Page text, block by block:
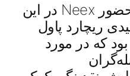
یکی از نکات برجسته حضور Neex در این
ریچارد پاول
بود که در مورد